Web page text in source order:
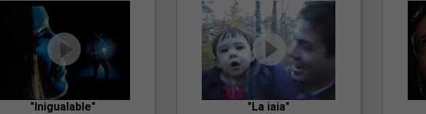
"Inigualable" "La iaia"